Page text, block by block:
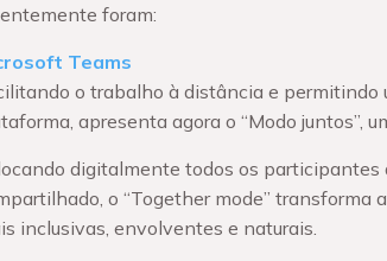
foram:
Teams
o trabalho à distância e permitindo
apresenta agora o “Modo juntos”,
digitalmente todos os participantes
o “Together mode” transforma
inclusivas, envolventes e naturais.